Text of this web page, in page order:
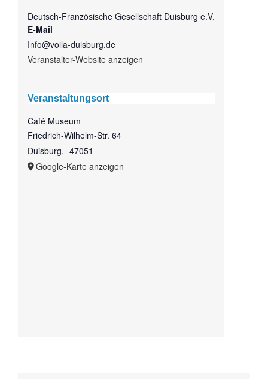
Deutsch-Französische Gesellschaft Duisburg e.V.
E-Mail
Info@voila-duisburg.de
Veranstalter-Website anzeigen
Veranstaltungsort
Café Museum
Friedrich-Wilhelm-Str. 64
Duisburg, 47051
Google-Karte anzeigen